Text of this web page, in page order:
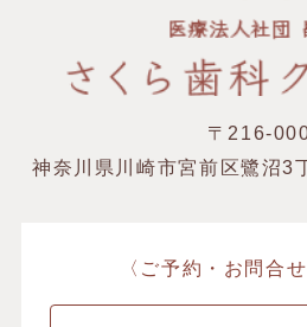
〒216-
神奈川県川崎市宮前区鷺沼3
〈ご予約・お問合